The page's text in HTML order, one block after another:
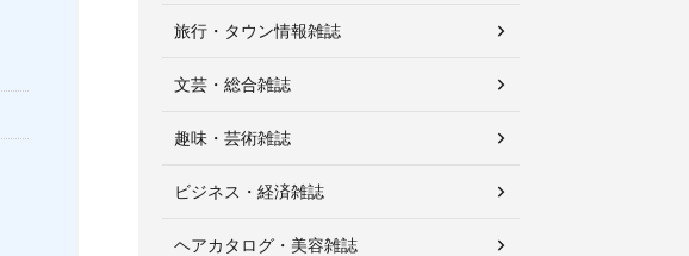
旅行・タウン情報雑誌
文芸・総合雑誌
趣味・芸術雑誌
ビジネス・経済雑誌
ヘアカタログ・美容雑誌